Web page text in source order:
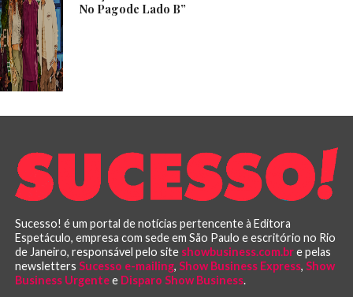
No Pagode Lado B”
Sucesso! é um portal de notícias pertencente à Editora
Espetáculo, empresa com sede em São Paulo e escritório no Rio
de Janeiro, responsável pelo site showbusiness.com.bre pelas
newsletters Sucesso e-mailing, Show Business Express, Show
Business Urgentee Disparo Show Business.